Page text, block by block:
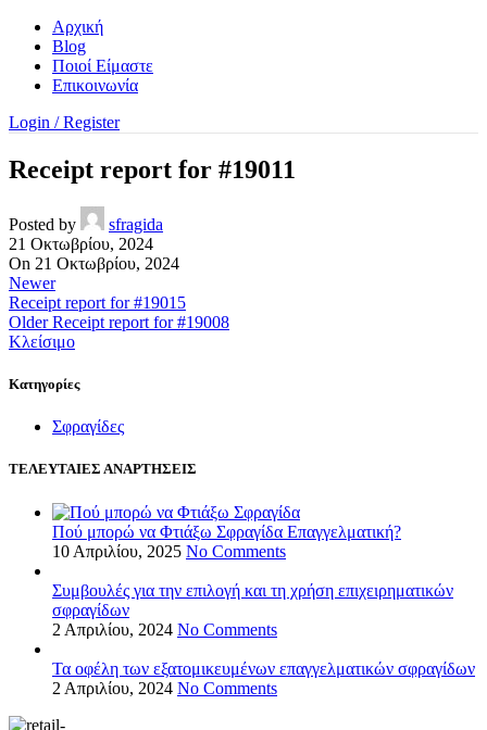
Αρχική
Blog
Ποιοί Είμαστε
Επικοινωνία
Login / Register
Receipt report for #19011
Posted by
sfragida
21 Οκτωβρίου, 2024
On 21 Οκτωβρίου, 2024
Newer
Receipt report for #19015
Older Receipt report for #19008
Κλείσιμο
Kατηγορίες
Σφραγίδες
ΤΕΛΕΥΤΑΙΕΣ ΑΝΑΡΤΗΣΕΙΣ
Πού μπορώ να Φτιάξω Σφραγίδα Επαγγελματική?
10 Απριλίου, 2025 No Comments
Συμβουλές για την επιλογή και τη χρήση επιχειρηματικών
σφραγίδων
2 Απριλίου, 2024 No Comments
Τα οφέλη των εξατομικευμένων επαγγελματικών σφραγίδων
2 Απριλίου, 2024 No Comments